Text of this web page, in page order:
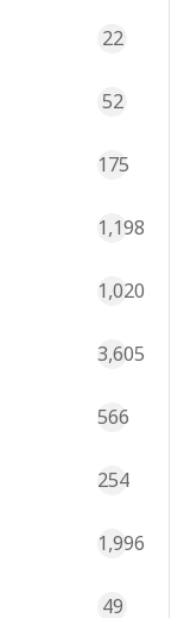
22
52
175
1,198
1,020
3,605
566
254
1,996
49